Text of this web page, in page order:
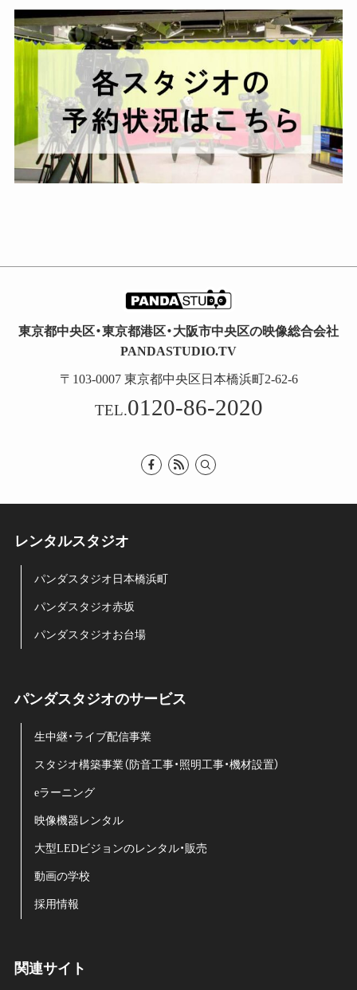
イ
ブ
東京都中央区・東京都港区・大阪市中央区の映像総合会社
PANDASTUDIO.TV
〒103-0007 東京都中央区日本橋浜町2-62-6
TEL.0120-86-2020
レンタルスタジオ
パンダスタジオ日本橋浜町
パンダスタジオ赤坂
パンダスタジオお台場
パンダスタジオのサービス
生中継・ライブ配信事業
スタジオ構築事業（防音工事・照明工事・機材設置）
eラーニング
映像機器レンタル
大型LEDビジョンのレンタル・販売
動画の学校
採用情報
関連サイト